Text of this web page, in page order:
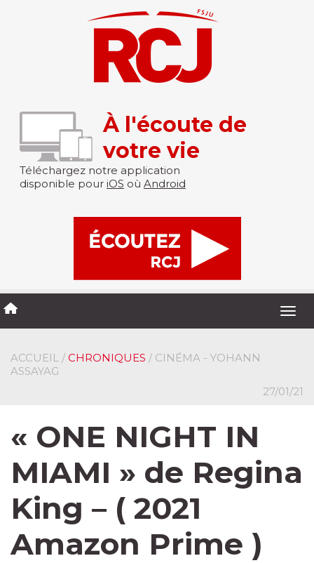
À l'écoute de
votre vie
Téléchargez notre application
disponible pour iOS où Android
ACCUEIL / CHRONIQUES / CINÉMA - YOHANN
ASSAYAG
27/01/21
« ONE NIGHT IN
MIAMI » de Regina
King – ( 2021
Amazon Prime )